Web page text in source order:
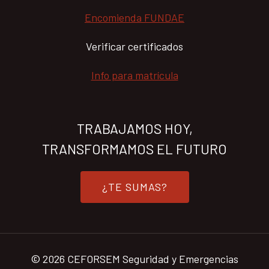
Encomienda FUNDAE
Verificar certificados
Info para matrícula
TRABAJAMOS HOY,
TRANSFORMAMOS EL FUTURO
¿TE SUMAS?
© 2026 CEFORSEM Seguridad y Emergencias